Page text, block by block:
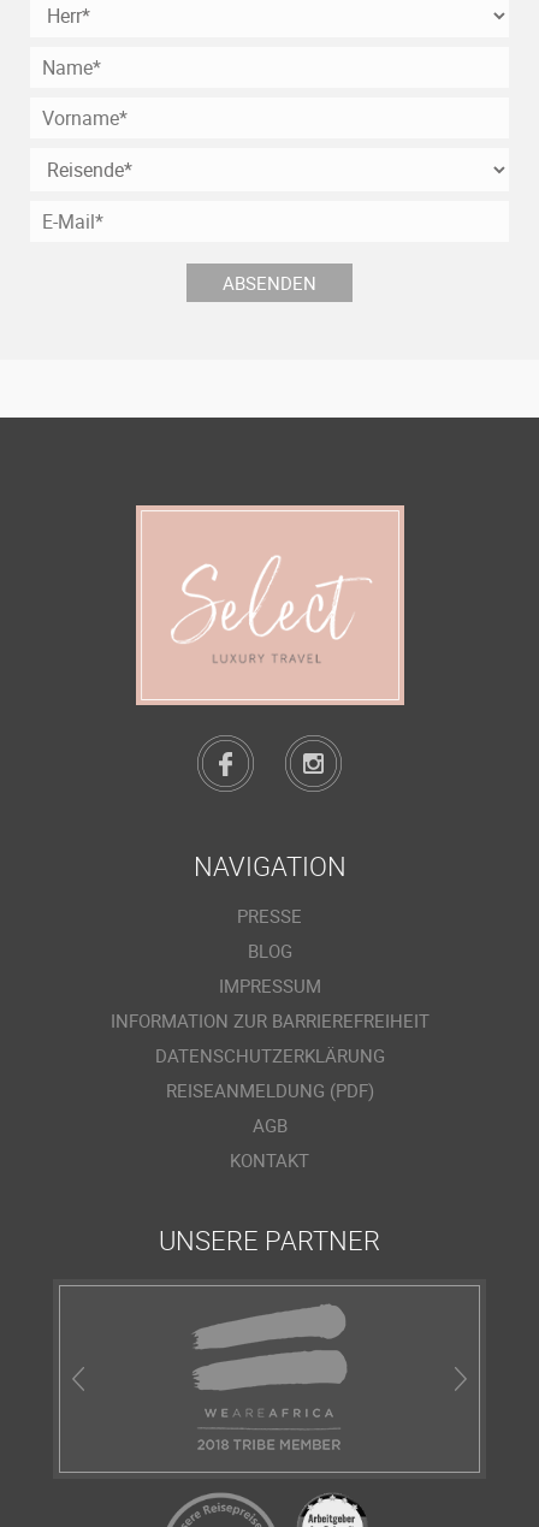
NAVIGATION
PRESSE
BLOG
IMPRESSUM
INFORMATION ZUR BARRIEREFREIHEIT
DATENSCHUTZERKLÄRUNG
REISEANMELDUNG (PDF)
AGB
KONTAKT
UNSERE PARTNER